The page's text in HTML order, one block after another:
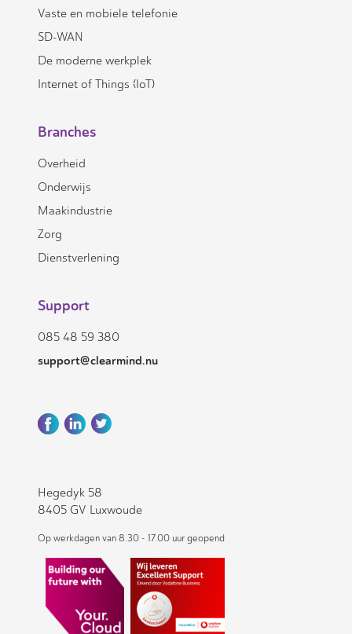
Vaste en mobiele telefonie
SD-WAN
De moderne werkplek
Internet of Things (IoT)
Branches
Overheid
Onderwijs
Maakindustrie
Zorg
Dienstverlening
Support
085 48 59 380
support@clearmind.nu
Hegedyk 58
8405 GV Luxwoude
Op werkdagen van 8.30 - 17.00 uur geopend